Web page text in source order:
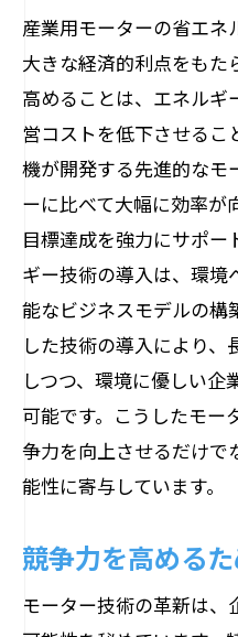
産業用モーターの省エネ
大きな経済的利点をもた
高めることは、エネルギ
営コストを低下させるこ
機が開発する先進的なモ
ーに比べて大幅に効率が
目標達成を強力にサポー
ギー技術の導入は、環
能なビジネスモデルの構
した技術の導入により
しつつ、環境に優しい
可能です。こうしたモー
争力を向上させるだけで
能性に寄与しています。
競争力を高める
モーター技術の革新は、